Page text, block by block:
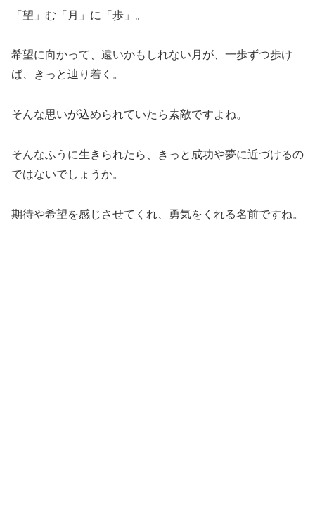
「望」む「月」に「歩」。
希望に向かって、遠いかもしれない月が、一歩ずつ歩け
ば、きっと辿り着く。
そんな思いが込められていたら素敵ですよね。
そんなふうに生きられたら、きっと成功や夢に近づけるの
ではないでしょうか。
期待や希望を感じさせてくれ、勇気をくれる名前ですね。